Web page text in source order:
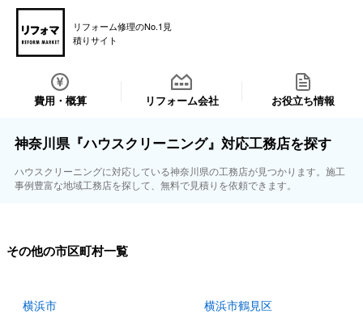
リフォーム修理のNo.1見
積りサイト
費用・概算 リフォーム会社 お役立ち情報
神奈川県『ハウスクリーニング』対応工務店を探す
ハウスクリーニングに対応している神奈川県の工務店が見つかります。施工
事例豊富な地域工務店を探して、無料で見積りを依頼できます。
その他の市区町村一覧
横浜市 横浜市鶴見区